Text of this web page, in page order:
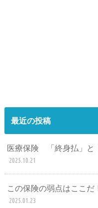
最近の投稿
医療保険 「終身払」と
2025.10.21
この保険の弱点はここだ
2025.01.23